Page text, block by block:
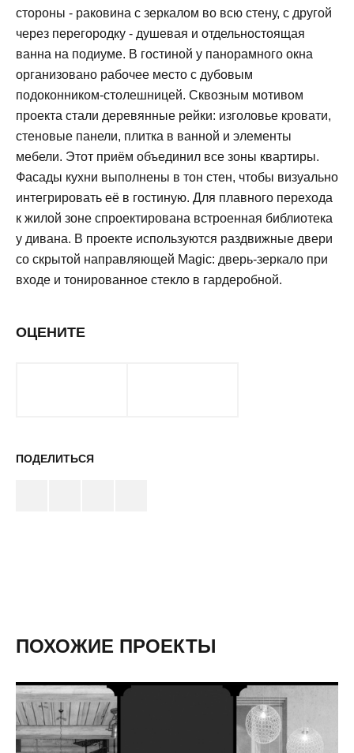
стороны - раковина с зеркалом во всю стену, с другой
через перегородку - душевая и отдельностоящая
ванна на подиуме. В гостиной у панорамного окна
организовано рабочее место с дубовым
подоконником-столешницей. Сквозным мотивом
проекта стали деревянные рейки: изголовье кровати,
стеновые панели, плитка в ванной и элементы
мебели. Этот приём объединил все зоны квартиры.
Фасады кухни выполнены в тон стен, чтобы визуально
интегрировать её в гостиную. Для плавного перехода
к жилой зоне спроектирована встроенная библиотека
у дивана. В проекте используются раздвижные двери
со скрытой направляющей Magic: дверь-зеркало при
входе и тонированное стекло в гардеробной.
ОЦЕНИТЕ
ПОДЕЛИТЬСЯ
ПОХОЖИЕ ПРОЕКТЫ